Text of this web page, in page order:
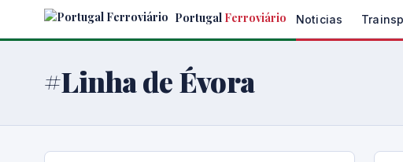
Portugal Ferroviário Noticias
#Linha de Évora